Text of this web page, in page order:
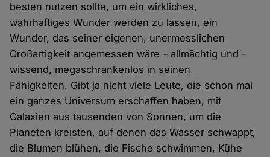
besten nutzen sollte, um ein wirkliches,
wahrhaftiges Wunder werden zu lassen, ein
Wunder, das seiner eigenen, unermesslichen
Großartigkeit angemessen wäre – allmächtig und -
wissend, megaschrankenlos in seinen
Fähigkeiten. Gibt ja nicht viele Leute, die schon mal
ein ganzes Universum erschaffen haben, mit
Galaxien aus tausenden von Sonnen, um die
Planeten kreisten, auf denen das Wasser schwappt,
die Blumen blühen, die Fische schwimmen, Kühe